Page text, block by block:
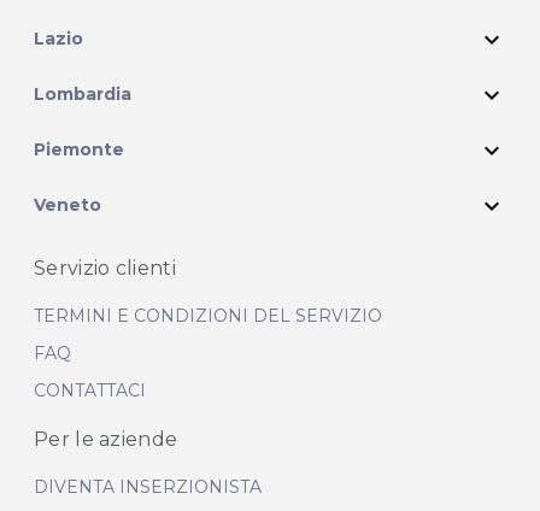
Lazio expand_more
Lombardia expand_more
Piemonte expand_more
Veneto expand_more
Servizio clienti
TERMINI E CONDIZIONI DEL SERVIZIO
FAQ
CONTATTACI
Per le aziende
DIVENTA INSERZIONISTA